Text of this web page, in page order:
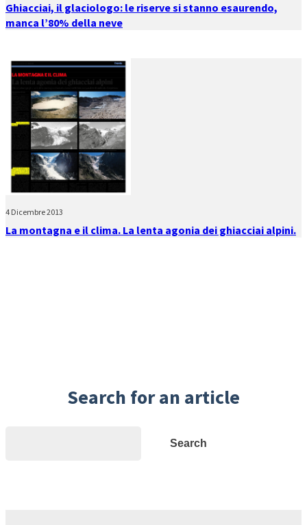
Ghiacciai, il glaciologo: le riserve si stanno esaurendo,
manca l’80% della neve
4 Dicembre 2013
La montagna e il clima. La lenta agonia dei ghiacciai alpini.
Search for an article
Search